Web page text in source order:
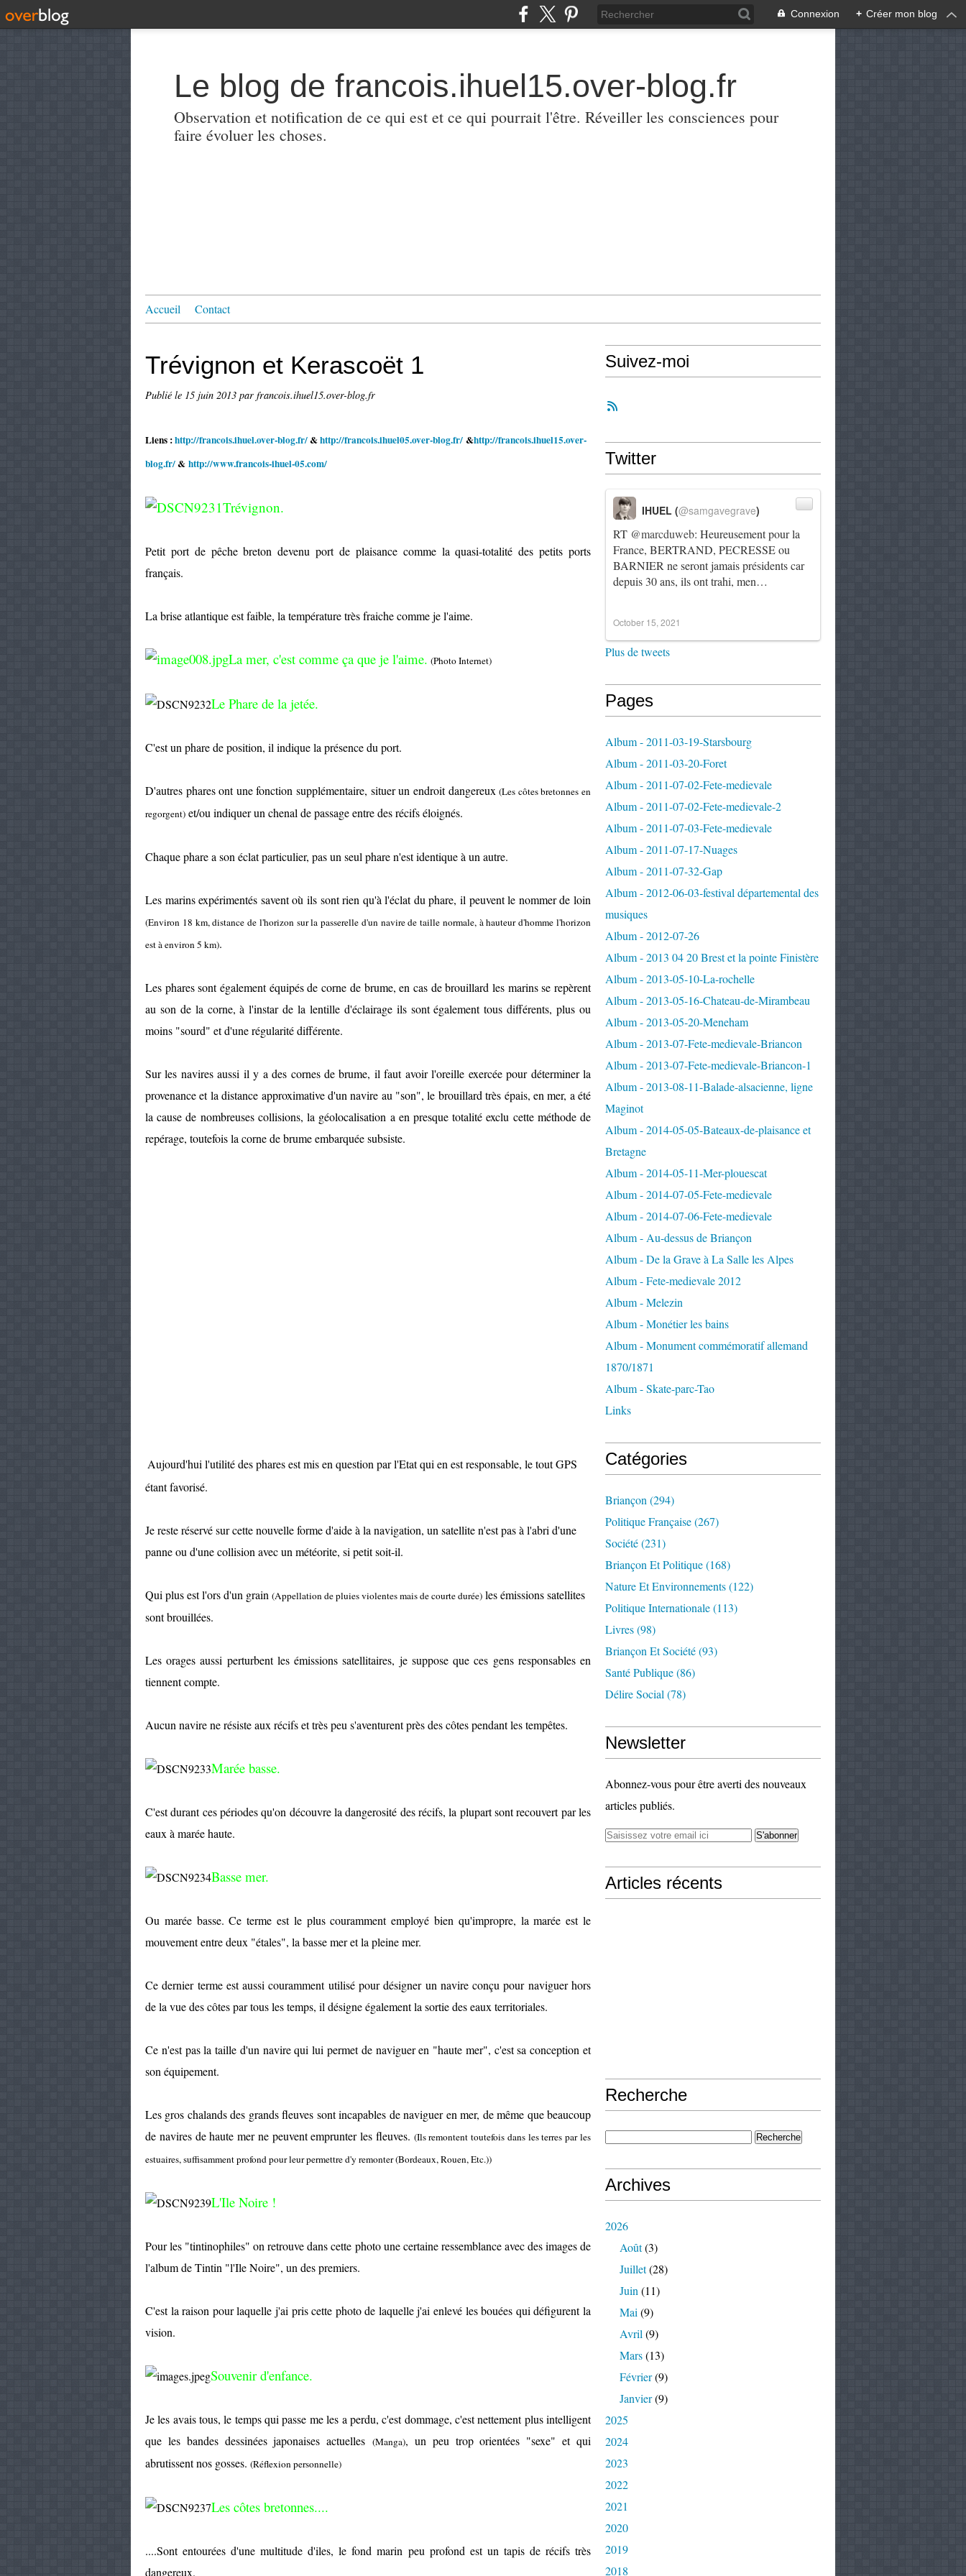
Connexion + Créer mon blog
Le blog de francois.ihuel15.over-blog.fr
Observation et notification de ce qui est et ce qui pourrait l'être. Réveiller les consciences pour
faire évoluer les choses.
Accueil Contact
Trévignon et Kerascoët 1
Publié le 15 juin 2013 par francois.ihuel15.over-blog.fr
Liens :http://francois.ihuel.over-blog.fr/&http://francois.ihuel05.over-blog.fr/ &http://francois.ihuel15.over-
blog.fr/& http://www.francois-ihuel-05.com/
Trévignon.
Petit port de pêche breton devenu port de plaisance comme la quasi-totalité des petits ports
français.
La brise atlantique est faible, la température très fraiche comme je l'aime.
La mer, c'est comme ça que je l'aime. (Photo Internet)
Le Phare de la jetée.
C'est un phare de position, il indique la présence du port.
D'autres phares ont une fonction supplémentaire, situer un endroit dangereux(Les côtes bretonnes en
regorgent) et/ou indiquer un chenal de passage entre des récifs éloignés.
Chaque phare a son éclat particulier, pas un seul phare n'est identique à un autre.
Les marins expérimentés savent où ils sont rien qu'à l'éclat du phare, il peuvent le nommer de loin
(Environ 18 km, distance de l'horizon sur la passerelle d'un navire de taille normale, à hauteur d'homme l'horizon
est à environ 5 km).
Les phares sont également équipés de corne de brume, en cas de brouillard les marins se repèrent
au son de la corne, à l'instar de la lentille d'éclairage ils sont également tous différents, plus ou
moins "sourd" et d'une régularité différente.
Sur les navires aussi il y a des cornes de brume, il faut avoir l'oreille exercée pour déterminer la
provenance et la distance approximative d'un navire au "son", le brouillard très épais, en mer, a été
la cause de nombreuses collisions, la géolocalisation a en presque totalité exclu cette méthode de
repérage, toutefois la corne de brume embarquée subsiste.
Aujourd'hui l'utilité des phares est mis en question par l'Etat qui en est responsable, le tout GPS
étant favorisé.
Je reste réservé sur cette nouvelle forme d'aide à la navigation, un satellite n'est pas à l'abri d'une
panne ou d'une collision avec un météorite, si petit soit-il.
Qui plus est l'ors d'un grain (Appellation de pluies violentes mais de courte durée) les émissions satellites
sont brouillées.
Les orages aussi perturbent les émissions satellitaires, je suppose que ces gens responsables en
tiennent compte.
Aucun navire ne résiste aux récifs et très peu s'aventurent près des côtes pendant les tempêtes.
Marée basse.
C'est durant ces périodes qu'on découvre la dangerosité des récifs, la plupart sont recouvert par les
eaux à marée haute.
Basse mer.
Ou marée basse. Ce terme est le plus couramment employé bien qu'impropre, la marée est le
mouvement entre deux "étales", la basse mer et la pleine mer.
Ce dernier terme est aussi couramment utilisé pour désigner un navire conçu pour naviguer hors
de la vue des côtes par tous les temps, il désigne également la sortie des eaux territoriales.
Ce n'est pas la taille d'un navire qui lui permet de naviguer en "haute mer", c'est sa conception et
son équipement.
Les gros chalands des grands fleuves sont incapables de naviguer en mer, de même que beaucoup
de navires de haute mer ne peuvent emprunter les fleuves. (Ils remontent toutefois dans les terres par les
estuaires, suffisamment profond pour leur permettre d'y remonter (Bordeaux, Rouen, Etc.))
L'Ile Noire !
Pour les "tintinophiles" on retrouve dans cette photo une certaine ressemblance avec des images de
l'album de Tintin "l'Ile Noire", un des premiers.
C'est la raison pour laquelle j'ai pris cette photo de laquelle j'ai enlevé les bouées qui défigurent la
vision.
Souvenir d'enfance.
Je les avais tous, le temps qui passe me les a perdu, c'est dommage, c'est nettement plus intelligent
que les bandes dessinées japonaises actuelles(Manga), un peu trop orientées "sexe" et qui
abrutissent nos gosses. (Réflexion personnelle)
Les côtes bretonnes....
....Sont entourées d'une multitude d'iles, le fond marin peu profond est un tapis de récifs très
dangereux.
Suivez-moi
Twitter
RT @marcduweb: Heureusement pour la
France, BERTRAND, PECRESSE ou
BARNIER ne seront jamais présidents car
depuis 30 ans, ils ont trahi, men…
IHUEL (@samgavegrave)
October 15, 2021
Plus de tweets
Pages
Album - 2011-03-19-Starsbourg
Album - 2011-03-20-Foret
Album - 2011-07-02-Fete-medievale
Album - 2011-07-02-Fete-medievale-2
Album - 2011-07-03-Fete-medievale
Album - 2011-07-17-Nuages
Album - 2011-07-32-Gap
Album - 2012-06-03-festival départemental des
musiques
Album - 2012-07-26
Album - 2013 04 20 Brest et la pointe Finistère
Album - 2013-05-10-La-rochelle
Album - 2013-05-16-Chateau-de-Mirambeau
Album - 2013-05-20-Meneham
Album - 2013-07-Fete-medievale-Briancon
Album - 2013-07-Fete-medievale-Briancon-1
Album - 2013-08-11-Balade-alsacienne, ligne
Maginot
Album - 2014-05-05-Bateaux-de-plaisance et
Bretagne
Album - 2014-05-11-Mer-plouescat
Album - 2014-07-05-Fete-medievale
Album - 2014-07-06-Fete-medievale
Album - Au-dessus de Briançon
Album - De la Grave à La Salle les Alpes
Album - Fete-medievale 2012
Album - Melezin
Album - Monétier les bains
Album - Monument commémoratif allemand
1870/1871
Album - Skate-parc-Tao
Links
Catégories
Briançon (294)
Politique Française(267)
Société(231)
Briançon Et Politique(168)
Nature Et Environnements(122)
Politique Internationale(113)
Livres(98)
Briançon Et Société(93)
Santé Publique(86)
Délire Social (78)
Newsletter
Abonnez-vous pour être averti des nouveaux
articles publiés.
Articles récents
Recherche
Archives
2026
Août(3)
Juillet(28)
Juin (11)
Mai (9)
Avril (9)
Mars(13)
Février(9)
Janvier(9)
2025
2024
2023
2022
2021
2020
2019
2018